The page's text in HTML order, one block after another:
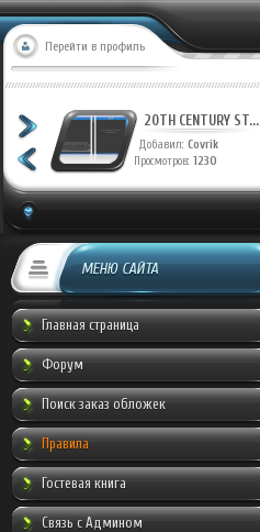
Перейти в профиль
20TH CENTURY ST...
Добавил: Covrik
Просмотров: 1230
МЕНЮ САЙТА
Главная страница
Форум
Поиск заказ обложек
Правила
Гостевая книга
Связь с Админом